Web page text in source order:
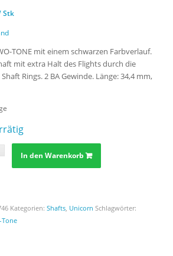
Stk
TONE mit einem schwarzen Farbverlauf.
mit extra Halt des Flights durch die
Rings. 2 BA Gewinde. Länge: 34,4 mm,
In den Warenkorb
Kategorien: Shafts, Unicorn Schlagwörter: